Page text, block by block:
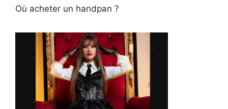
Où acheter un handpan ?